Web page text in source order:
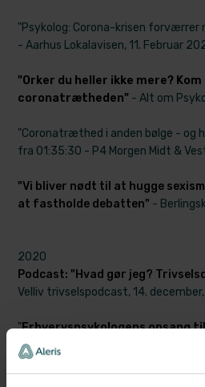
"Psykolog: Corona-krisen forværrer
- Aarhus Lokalavisen, 11. Februar
"Orker du heller ikke mere?
coronatrætheden"- Alt om
"Coronatræthed i anden b​ølge - og
fra 01:35:30 - P4 Morgen Midt &
"Vi bliver nødt til at hugge
at fastholde debatten" -
2020
Podcast: "Hvad gør jeg?
Velliv trivselspodcast, 14.
"Erhvervspsykologens opsang
at tænke på corona som
Berlingske, 7. november 2020